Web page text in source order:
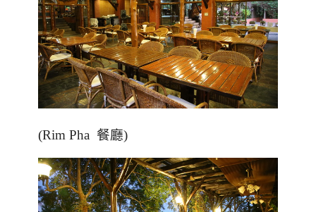
(Rim Pha 餐廳)